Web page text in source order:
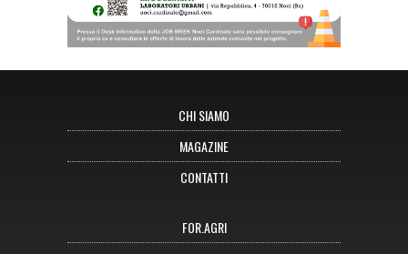
CHI SIAMO
MAGAZINE
CONTATTI
FOR.AGRI